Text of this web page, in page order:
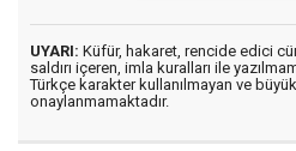
UYARI: Küfür, hakaret, rencide edici
saldırı içeren, imla kuralları ile
Türkçe karakter kullanılmayan ve
onaylanmamaktadır.